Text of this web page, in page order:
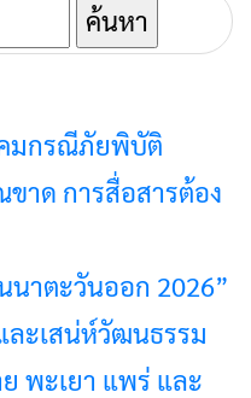
ระเพณีนิยม
มกรณีภัยพิบัติ
าด การสื่อสารต้อง
าตะวันออก 2026”
ละเสน่ห์วัฒนธรรม
ย พะเยา แพร่ และ